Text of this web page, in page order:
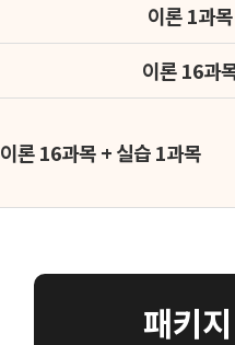
이론 1과목
이론 16과
이론 16과목 + 실습 1과목
패키